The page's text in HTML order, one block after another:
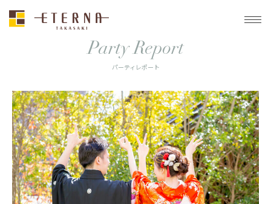
トップ パーティレポート
Party Report
パーティレポート